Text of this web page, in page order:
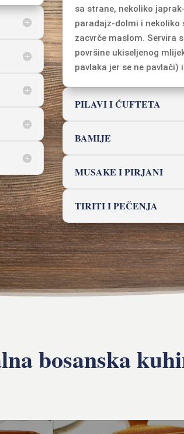
sa strane, nekoliko
paradajz-dolmi i nekoliko
zacvrče maslom. Servira
površine ukiseljenog
pavlaka jer se ne
PILAVI I ĆUFTETA
BAMIJE
MUSAKE I PIRJANI
TIRITI I PEČENJA
bosanska